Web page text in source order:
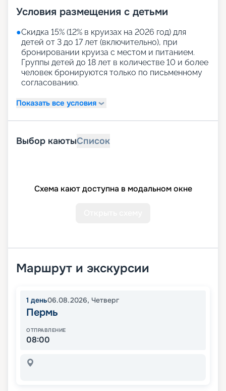
Условия размещения с детьми
●Скидка 15% (12% в круизах на 2026 год) для
детей от 3 до 17 лет (включительно), при
бронировании круиза с местом и питанием.
Группы детей до 18 лет в количестве 10 и более
человек бронируются только по письменному
согласованию.
Показать все условия
Выбор каютыСписок
Схема кают доступна в модальном окне
Маршрут и экскурсии
1 день06.08.2026, Четверг
Пермь
ОТПРАВЛЕНИЕ
08:00